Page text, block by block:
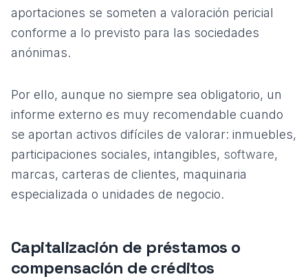
aportaciones se someten a valoración pericial
conforme a lo previsto para las sociedades
anónimas.
Por ello, aunque no siempre sea obligatorio, un
informe externo es muy recomendable cuando
se aportan activos difíciles de valorar: inmuebles,
participaciones sociales, intangibles, software,
marcas, carteras de clientes, maquinaria
especializada o unidades de negocio.
Capitalización de préstamos o
compensación de créditos